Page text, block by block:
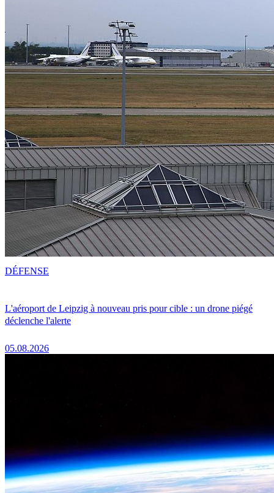
L'aéroport de Leipzig à nouveau pris pour cible : un drone piégé
déclenche l'alerte
05.08.2026
DÉFENSE